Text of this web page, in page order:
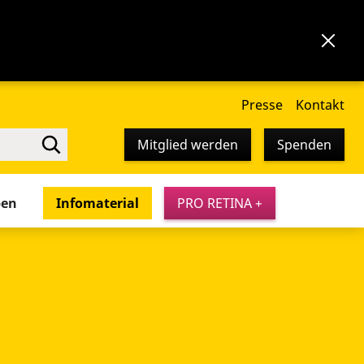
Presse Kontakt
Mitglied werden Spenden
Infomaterial PRO RETINA +